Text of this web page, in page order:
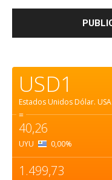
USD1
Estados Unidos Dólar. USA
=
40,26
UYU 0,00%
1.499,73